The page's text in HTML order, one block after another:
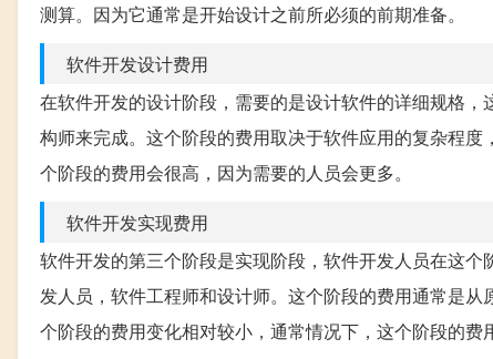
测算。因为它通常是开始设计之前所必须的前期准备。
软件开发设计费用
在软件开发的设计阶段，需要的是设计软件的详细规格
构师来完成。这个阶段的费用取决于软件应用的复杂程
个阶段的费用会很高，因为需要的人员会更多。
软件开发实现费用
软件开发的第三个阶段是实现阶段，软件开发人员在这
发人员，软件工程师和设计师。这个阶段的费用通常是
个阶段的费用变化相对较小，通常情况下，这个阶段的费